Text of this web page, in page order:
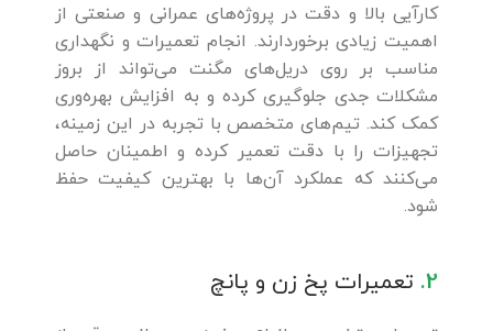
کارآیی بالا و دقت در پروژه‌های عمرانی و صنعتی از
اهمیت زیادی برخوردارند. انجام تعمیرات و نگهداری
مناسب بر روی دریل‌های مگنت می‌تواند از بروز
مشکلات جدی جلوگیری کرده و به افزایش بهره‌وری
کمک کند. تیم‌های متخصص با تجربه در این زمینه،
تجهیزات را با دقت تعمیر کرده و اطمینان حاصل
می‌کنند که عملکرد آن‌ها با بهترین کیفیت حفظ
شود.
2. تعمیرات پخ زن و پانچ